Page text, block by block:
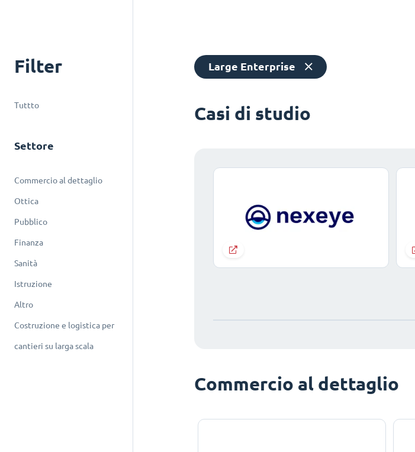
Filter
Tuttto
Settore
Commercio al dettaglio
Ottica
Pubblico
Finanza
Sanità
Istruzione
Altro
Costruzione e logistica per
cantieri su larga scala
Large Enterprise
Casi di studio
Commercio al dettaglio